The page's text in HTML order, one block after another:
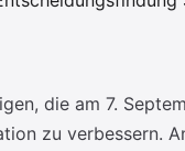
die am 7.
zu verbessern.